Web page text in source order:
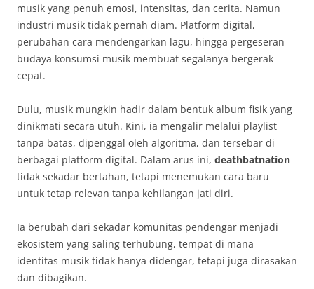
musik yang penuh emosi, intensitas, dan cerita. Namun
industri musik tidak pernah diam. Platform digital,
perubahan cara mendengarkan lagu, hingga pergeseran
budaya konsumsi musik membuat segalanya bergerak
cepat.
Dulu, musik mungkin hadir dalam bentuk album fisik yang
dinikmati secara utuh. Kini, ia mengalir melalui playlist
tanpa batas, dipenggal oleh algoritma, dan tersebar di
berbagai platform digital. Dalam arus ini, deathbatnation
tidak sekadar bertahan, tetapi menemukan cara baru
untuk tetap relevan tanpa kehilangan jati diri.
Ia berubah dari sekadar komunitas pendengar menjadi
ekosistem yang saling terhubung, tempat di mana
identitas musik tidak hanya didengar, tetapi juga dirasakan
dan dibagikan.